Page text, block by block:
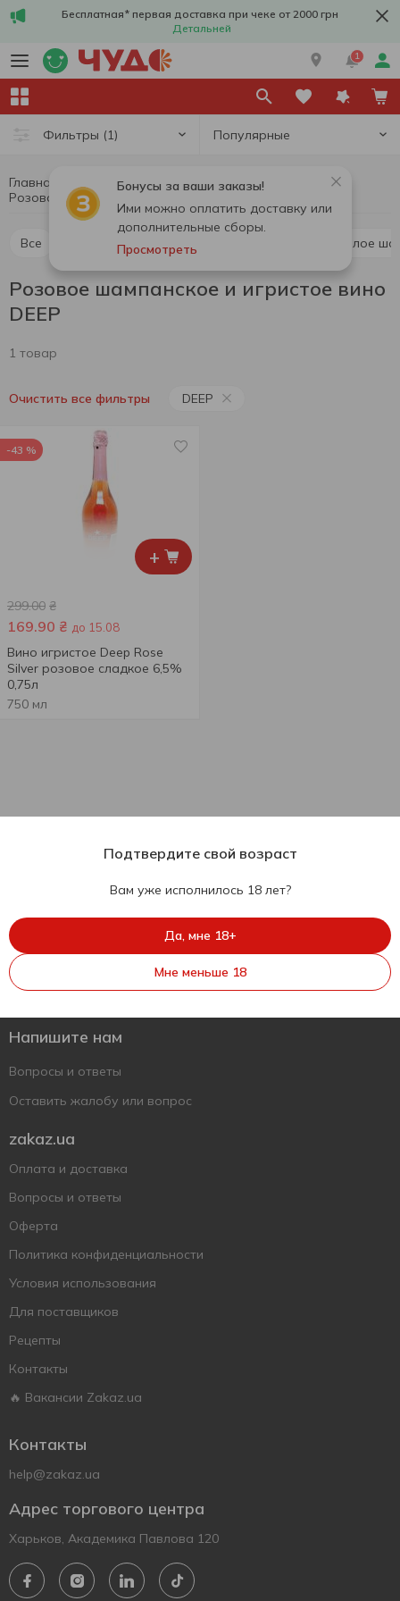
Бесплатная* первая доставка при чеке от 2000 грн
Детальней
1
Фильтры (1) Популярные
Бонусы за ваши заказы!
Ими можно оплатить доставку или
дополнительные сборы.
Просмотреть
Главная Алкоголь
Розовое шампанское и игристое вино
Все Красное шампанское и игристое вино Белое
Розовое шампанское и игристое вино
DEEP
1 товар
Очистить все фильтры DEEP
+
-43 %
299.00 ₴
169.90 ₴ до 15.08
Вино игристое Deep Rose
Silver розовое сладкое 6,5%
0,75л
750 мл
Укр
Напишите нам
Вопросы и ответы
Оставить жалобу или вопрос
zakaz.ua
Оплата и доставка
Вопросы и ответы
Оферта
Политика конфиденциальности
Условия использования
Для поставщиков
Рецепты
Контакты
🔥 Вакансии Zakaz.ua
Контакты
help@zakaz.ua
Адрес торгового центра
Харьков, Академика Павлова 120
Подтвердите свой возраст
Вам уже исполнилось 18 лет?
Да, мне 18+
Мне меньше 18